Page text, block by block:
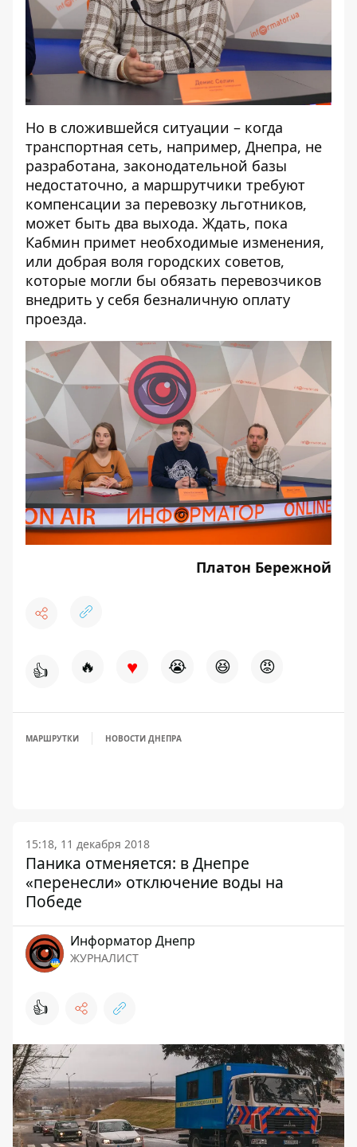
Но в сложившейся ситуации – когда
транспортная сеть, например, Днепра, не
разработана, законодательной базы
недостаточно, а маршрутчики требуют
компенсации за перевозку льготников,
может быть два выхода. Ждать, пока
Кабмин примет необходимые изменения,
или добрая воля городских советов,
которые могли бы обязать перевозчиков
внедрить у себя безналичную оплату
проезда.
Платон Бережной
👍 🔥 ♥ 😭 😆 😡
МАРШРУТКИ НОВОСТИ ДНЕПРА
15:18, 11 декабря 2018
Паника отменяется: в Днепре
«перенесли» отключение воды на
Победе
Информатор Днепр
ЖУРНАЛИСТ
👍